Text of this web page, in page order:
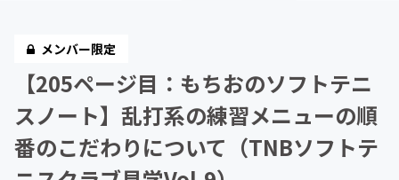
メンバー限定
【205ページ目：もちおのソフトテニ
スノート】乱打系の練習メニューの順
番のこだわりについて（TNBソフトテ